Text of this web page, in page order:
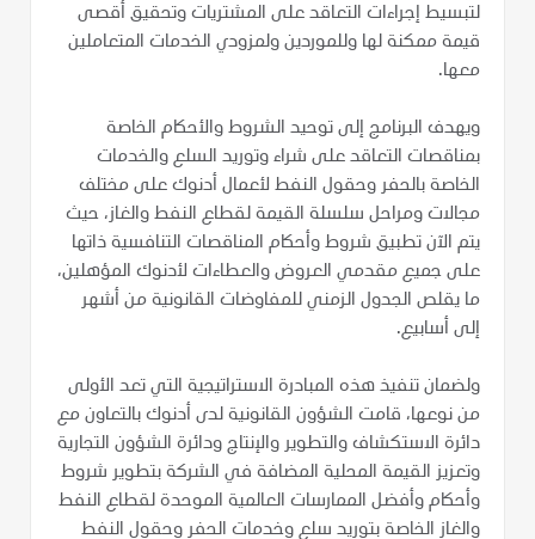
لتبسيط إجراءات التعاقد على المشتريات وتحقيق أقصى
قيمة ممكنة لها وللموردين ولمزودي الخدمات المتعاملين
معها.
ويهدف البرنامج إلى توحيد الشروط والأحكام الخاصة
بمناقصات التعاقد على شراء وتوريد السلع والخدمات
الخاصة بالحفر وحقول النفط لأعمال أدنوك على مختلف
مجالات ومراحل سلسلة القيمة لقطاع النفط والغاز، حيث
يتم الآن تطبيق شروط وأحكام المناقصات التنافسية ذاتها
على جميع مقدمي العروض والعطاءات لأدنوك المؤهلين،
ما يقلص الجدول الزمني للمفاوضات القانونية من أشهر
إلى أسابيع.
ولضمان تنفيذ هذه المبادرة الاستراتيجية التي تعد الأولى
من نوعها، قامت الشؤون القانونية لدى أدنوك بالتعاون مع
دائرة الاستكشاف والتطوير والإنتاج ودائرة الشؤون التجارية
وتعزيز القيمة المحلية المضافة في الشركة بتطوير شروط
وأحكام وأفضل الممارسات العالمية الموحدة لقطاع النفط
والغاز الخاصة بتوريد سلع وخدمات الحفر وحقول النفط